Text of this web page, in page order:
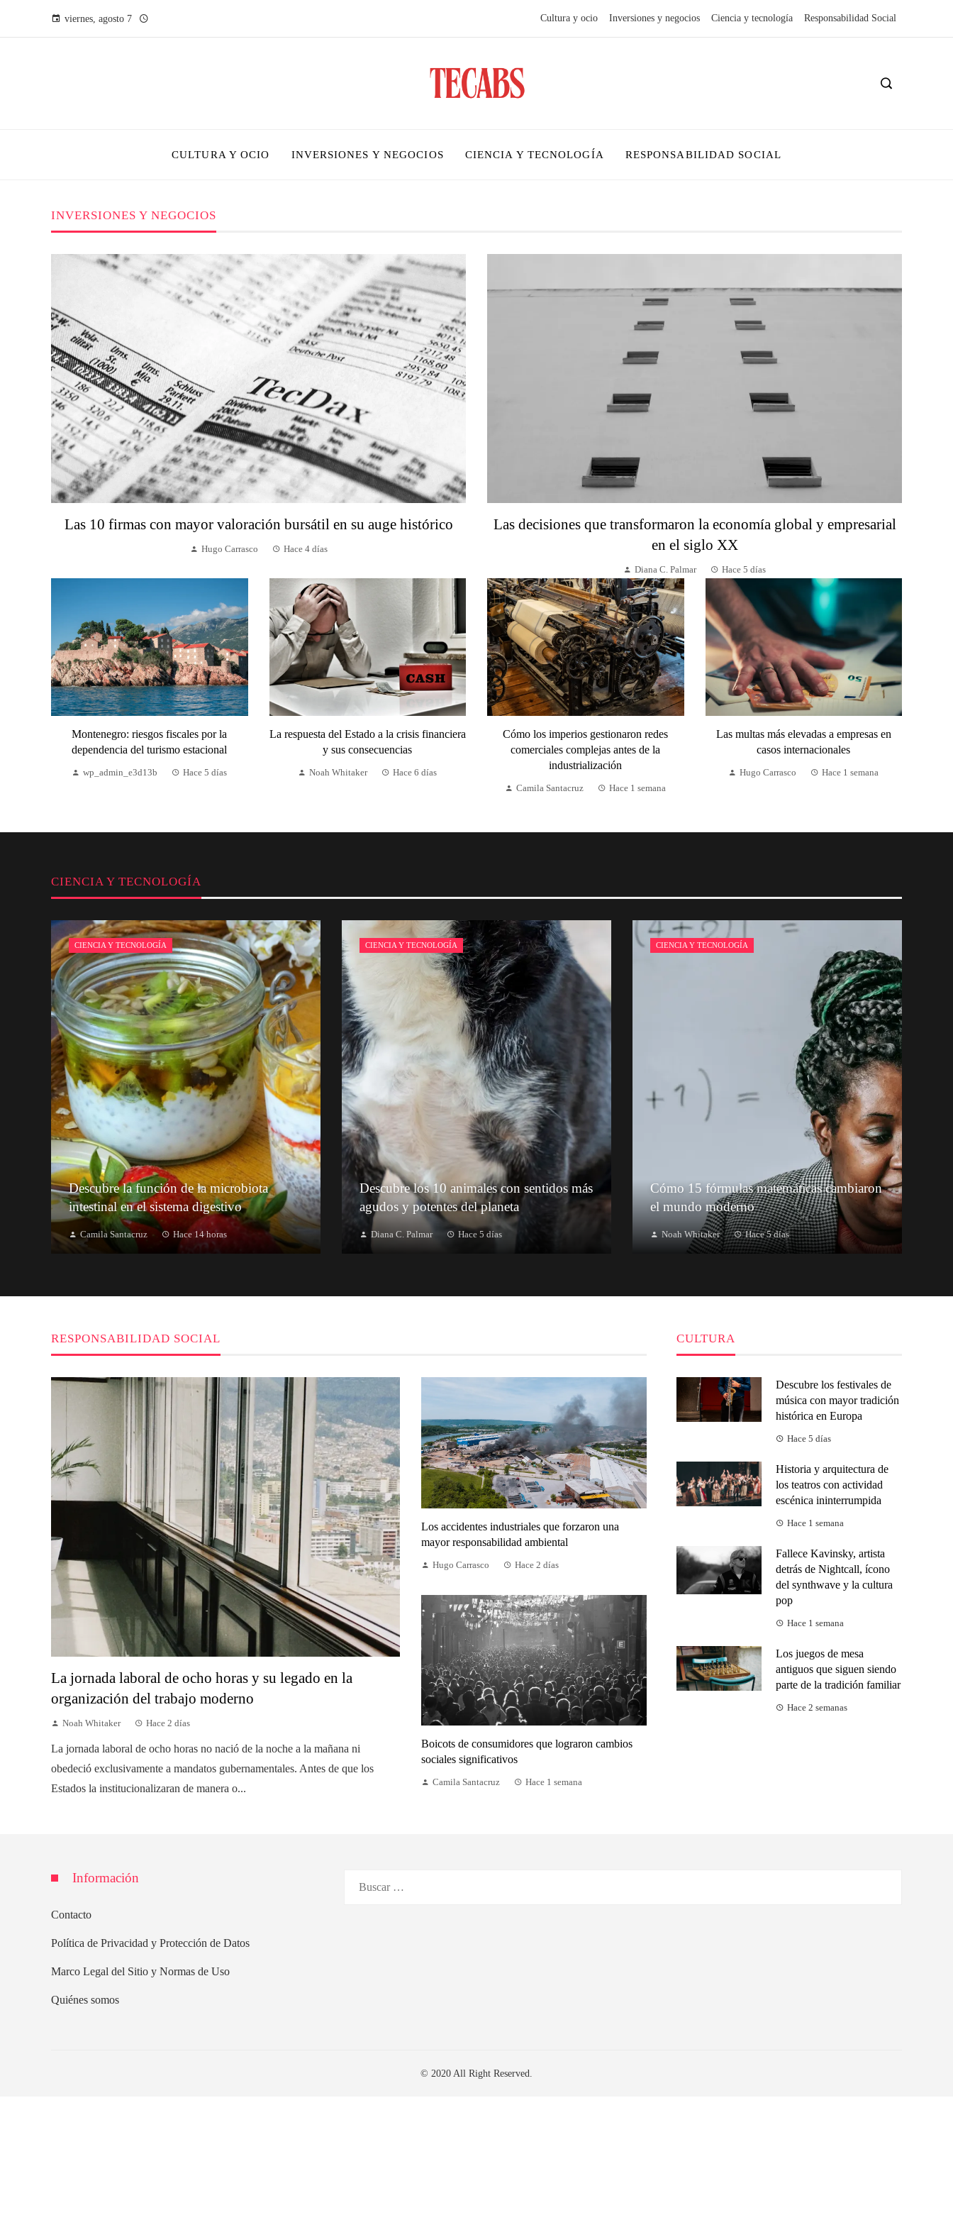
viernes, agosto 7 Cultura y ocio Inversiones y negocios Ciencia y tecnología Responsabilidad Social
CULTURA Y OCIO INVERSIONES Y NEGOCIOS CIENCIA Y TECNOLOGÍA RESPONSABILIDAD SOCIAL
INVERSIONES Y NEGOCIOS
Las 10 firmas con mayor valoración bursátil en su auge histórico
Hugo Carrasco Hace 4 días
Las decisiones que transformaron la economía global y empresarial
en el siglo XX
Diana C. Palmar Hace 5 días
Montenegro: riesgos fiscales por la
dependencia del turismo estacional
wp_admin_e3d13b Hace 5 días
La respuesta del Estado a la crisis financiera
y sus consecuencias
Noah Whitaker Hace 6 días
Cómo los imperios gestionaron redes
comerciales complejas antes de la
industrialización
Camila Santacruz Hace 1 semana
Las multas más elevadas a empresas en
casos internacionales
Hugo Carrasco Hace 1 semana
CIENCIA Y TECNOLOGÍA
CIENCIA Y TECNOLOGÍA
Descubre la función de la microbiota
intestinal en el sistema digestivo
Camila Santacruz Hace 14 horas
CIENCIA Y TECNOLOGÍA
Descubre los 10 animales con sentidos más
agudos y potentes del planeta
Diana C. Palmar Hace 5 días
CIENCIA Y TECNOLOGÍA
Cómo 15 fórmulas matemáticas cambiaron
el mundo moderno
Noah Whitaker Hace 5 días
RESPONSABILIDAD SOCIAL
La jornada laboral de ocho horas y su legado en la
organización del trabajo moderno
Noah Whitaker Hace 2 días
La jornada laboral de ocho horas no nació de la noche a la mañana ni
obedeció exclusivamente a mandatos gubernamentales. Antes de que los
Estados la institucionalizaran de manera o...
Los accidentes industriales que forzaron una
mayor responsabilidad ambiental
Hugo Carrasco Hace 2 días
Boicots de consumidores que lograron cambios
sociales significativos
Camila Santacruz Hace 1 semana
CULTURA
Descubre los festivales de
música con mayor tradición
histórica en Europa
Hace 5 días
Historia y arquitectura de
los teatros con actividad
escénica ininterrumpida
Hace 1 semana
Fallece Kavinsky, artista
detrás de Nightcall, ícono
del synthwave y la cultura
pop
Hace 1 semana
Los juegos de mesa
antiguos que siguen siendo
parte de la tradición familiar
Hace 2 semanas
Información
Contacto
Política de Privacidad y Protección de Datos
Marco Legal del Sitio y Normas de Uso
Quiénes somos
© 2020 All Right Reserved.